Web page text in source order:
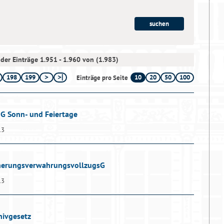
Einträge 1.951 - 1.960 von (1.983)
198 199 Einträge pro Seite 10 20 50 100
Sonn- und Feiertage